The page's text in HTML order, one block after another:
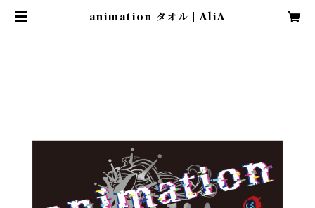
animation タオル | AliA